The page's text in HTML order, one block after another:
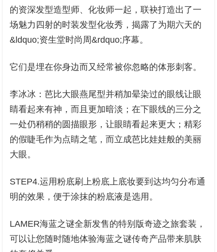
的资深发型造型师、化妆师一起，联袂打造出了一
场魅力四射的时装发型化妆秀，揭露了为期六天的
&ldquo;资生堂时尚周&rdquo;序幕。
它们是埋在你身边而又经常被你忽略的体形刺客。
李冰冰：芭比大眼燕尾型并稍加晕染过的眼线让眼
睛看起来有神，而且更加暗淡；在下眼线的三分之
一处仍稍稍的圆描眼形，让眼睛看起来更大；精彩
的假睫毛作为点睛之笔，而立成芭比娃娃般的美丽
大眼。
STEP4.运用粉底刷上粉底上底妆要到达均匀分布通
明的效果，便于涂抹的粉底液是选用。
LAMER海蓝之谜全新发售的特别版奇迹之旅套装，
可以让您随时随地体验海蓝之谜传奇产品带来肌肤